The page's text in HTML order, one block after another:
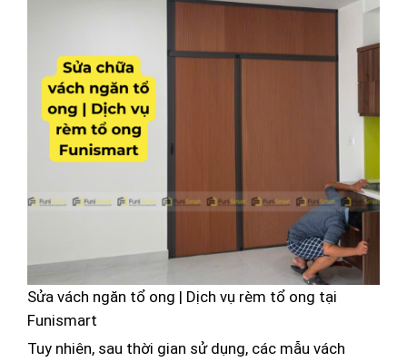
Sửa vách ngăn tổ ong | Dịch vụ rèm tổ ong tại
Funismart
Tuy nhiên, sau thời gian sử dụng, các mẫu vách